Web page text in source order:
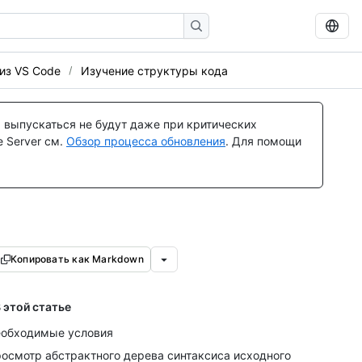
VS Code Изучение структуры кода
не будут даже при критических
Server см. Обзор процесса обновления. Для помощи
Копировать как Markdown
этой статье
условия
абстрактного дерева синтаксиса исходного